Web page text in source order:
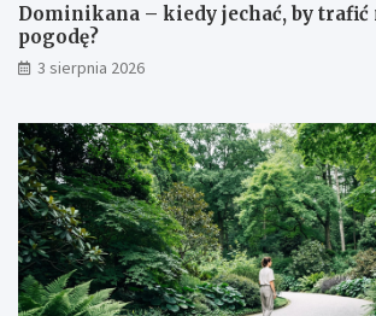
Dominikana – kiedy jechać, by trafić
pogodę?
3 sierpnia 2026